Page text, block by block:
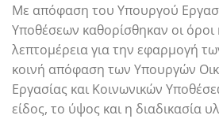
Με απόφαση του Υπουργού
Υποθέσεων καθορίσθηκαν οι όροι
λεπτομέρεια για την εφαρμογή
κοινή απόφαση των Υπουργών
Εργασίας και Κοινωνικών
είδος, το ύψος και η διαδικασία